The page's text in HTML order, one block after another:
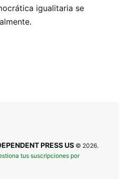
igualitaria se
PRESS US © 2026.
tus suscripciones por